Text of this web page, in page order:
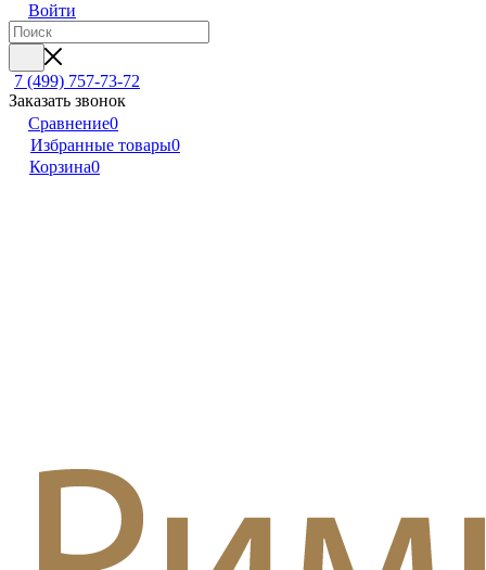
Войти
7 (499) 757-73-72
Заказать звонок
Сравнение0
Избранные товары0
Корзина0